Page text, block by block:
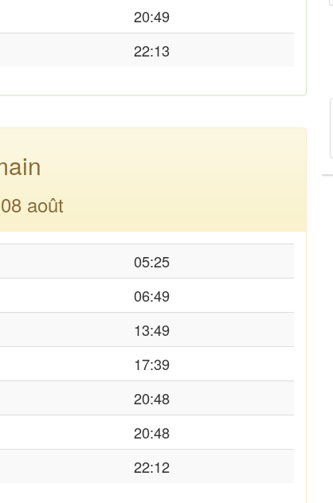
20:49
22:13
août
05:25
06:49
13:49
17:39
20:48
20:48
22:12